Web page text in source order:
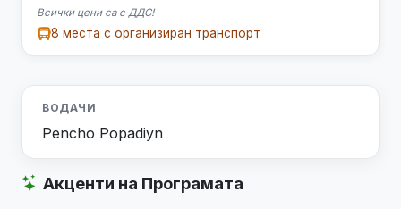
Всички цени са с ДДС!
8 места с организиран транспорт
ВОДАЧИ
Pencho Popadiyn
Акценти на Програмата